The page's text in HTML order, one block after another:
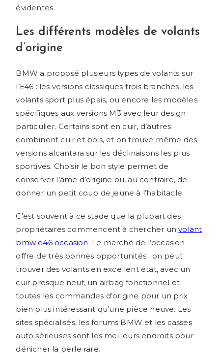
évidentes.
Les différents modèles de volants
d’origine
BMW a proposé plusieurs types de volants sur
l’E46 : les versions classiques trois branches, les
volants sport plus épais, ou encore les modèles
spécifiques aux versions M3 avec leur design
particulier. Certains sont en cuir, d’autres
combinent cuir et bois, et on trouve même des
versions alcantara sur les déclinaisons les plus
sportives. Choisir le bon style permet de
conserver l’âme d’origine ou, au contraire, de
donner un petit coup de jeune à l’habitacle.
C’est souvent à ce stade que la plupart des
propriétaires commencent à chercher unvolant
bmw e46 occasion. Le marché de l’occasion
offre de très bonnes opportunités : on peut
trouver des volants en excellent état, avec un
cuir presque neuf, un airbag fonctionnel et
toutes les commandes d’origine pour un prix
bien plus intéressant qu’une pièce neuve. Les
sites spécialisés, les forums BMW et les casses
auto sérieuses sont les meilleurs endroits pour
dénicher la perle rare.